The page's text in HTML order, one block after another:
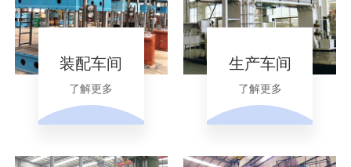
装配车间
了解更多
生产车间
了解更多